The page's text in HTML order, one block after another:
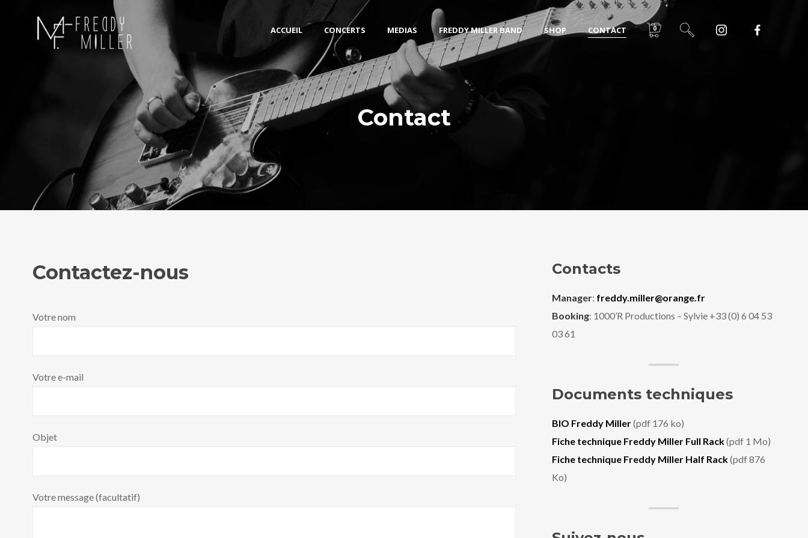
ACCUEIL CONCERTS MEDIAS FREDDY MILLER BAND SHOP CONTACT 0
Contact
Contactez-nous
Votre nom
Votre e-mail
Objet
Votre message (facultatif)
Contacts
Manager: freddy.miller@orange.fr
Booking: 1000’R Productions – Sylvie +33 (0) 6 04 53
03 61
Documents techniques
BIO Freddy Miller(pdf 176 ko)
Fiche technique Freddy Miller Full Rack(pdf 1 Mo)
Fiche technique Freddy Miller Half Rack(pdf 876
Ko)